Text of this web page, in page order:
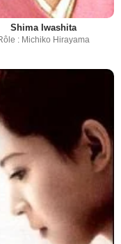
Shima Iwashita
: Michiko Hirayama